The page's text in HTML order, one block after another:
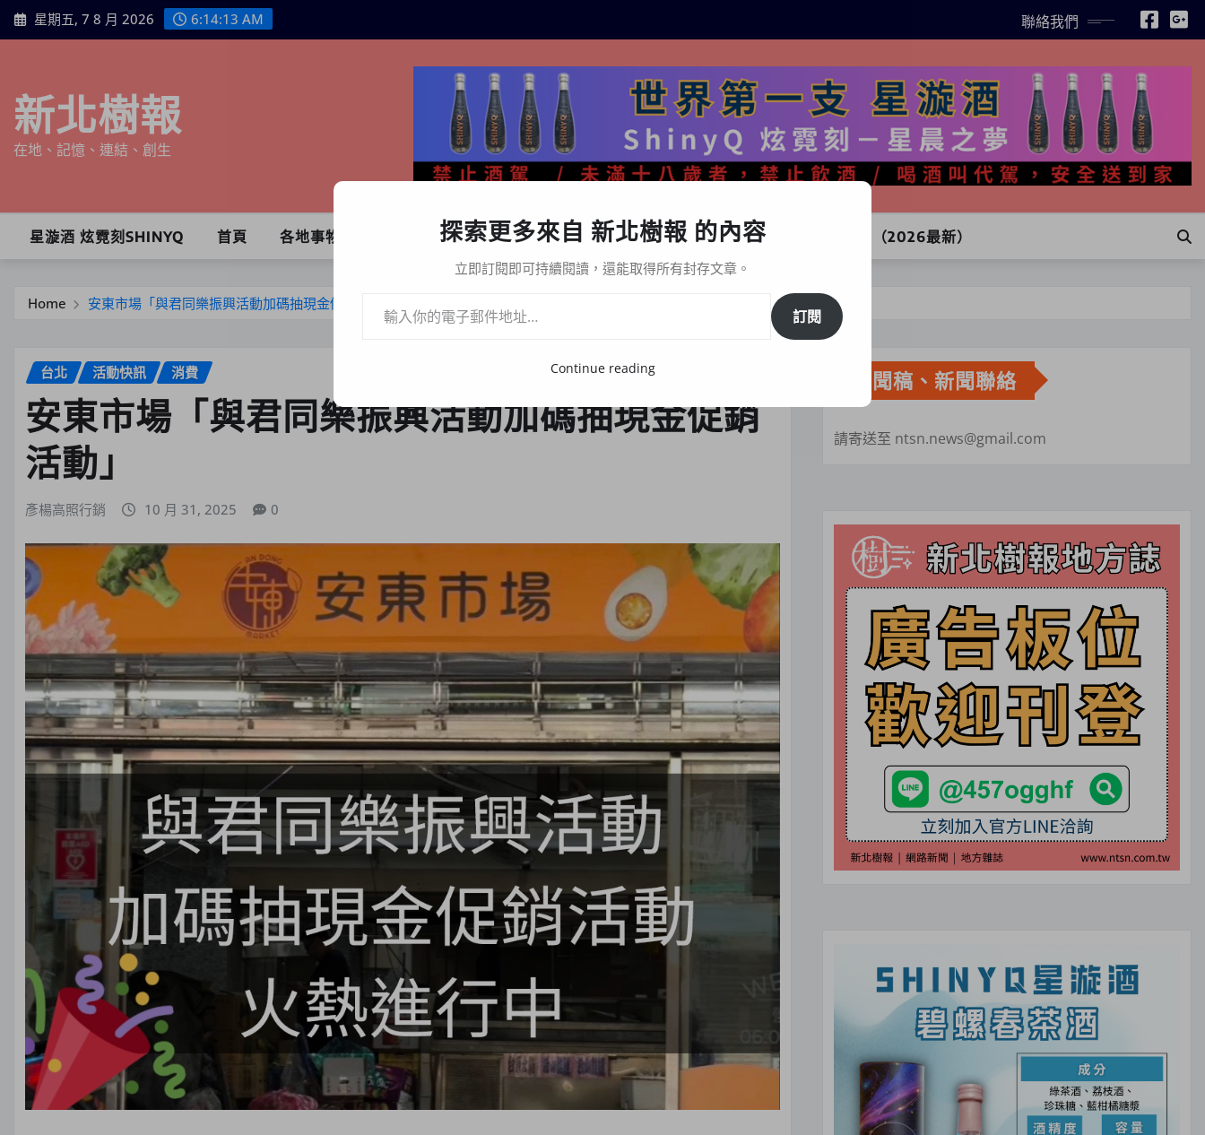
Skip
to
星期五, 7 8 月 2026 6:14:15 AM 聯絡我們
新北樹報
在地、記憶、連結、創生
星漩酒 炫霓刻SHINYQ 首頁 各地事物 生活百態 關於樹報 星漩酒哪裡買｜官方購買通路與LINE訂購（2026最新）
Home 安東市場「與君同樂振興活動加碼抽現金促銷活動」
台北 活動快訊 消費
安東市場「與君同樂振興活動加碼抽現金促銷
活動」
彥楊高照行銷 10 月 31, 2025 0
新聞稿、新聞聯絡
請寄送至 ntsn.news@gmail.com
探索更多來自 新北樹報 的內容
立即訂閱即可持續閱讀，還能取得所有封存文章。
訂閱
Continue reading